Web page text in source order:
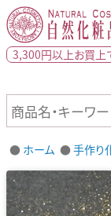
3,300円以上お買上
ホーム 手作り